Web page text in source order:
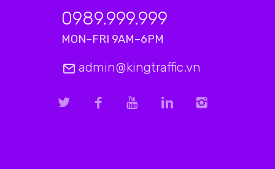
0989.999.999
MON–FRI 9AM–6PM
admin@kingtraffic.vn